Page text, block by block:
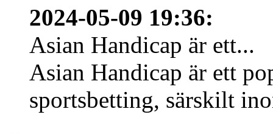
2024-05-09 19:36:
Asian Handicap är ett...
Asian Handicap är ett
sportsbetting, särskilt